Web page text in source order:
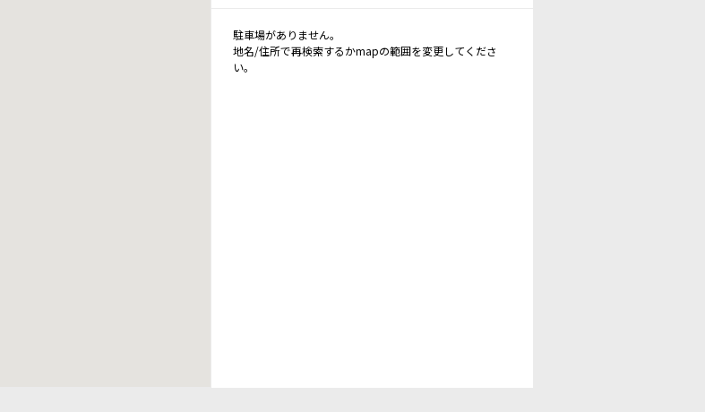
駐車場がありません。
地名/住所で再検索するかmapの範囲を変更してくださ
い。